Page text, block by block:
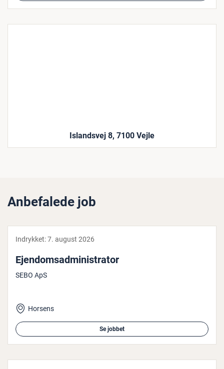
Islandsvej 8, 7100 Vejle
Anbefalede job
Indrykket:7. august 2026
Ejen­domsad­mi­ni­stra­tor
SEBO ApS
Horsens
Se jobbet